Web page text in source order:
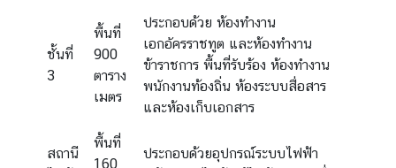
ชั้นที่
3
พื้นที่
900
ตาราง
เมตร
ประกอบด้วย ห้องทำงาน
เอกอัครราชทูต และห้องทำงาน
ข้าราชการ พื้นที่รับร้อง ห้องทำงาน
พนักงานท้องถิ่น ห้องระบบสื่อสาร
และห้องเก็บเอกสาร
สถานี
พื้นที่
160
ประกอบด้วยอุปกรณ์ระบบไฟฟ้า